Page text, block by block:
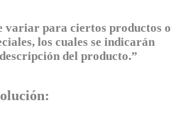
variar para ciertos productos o
los cuales se indicarán
del producto.”